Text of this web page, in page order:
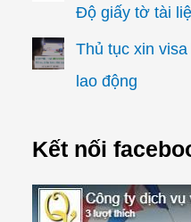
Độ giấy tờ tài
Thủ tục xin
lao động
Kết nối